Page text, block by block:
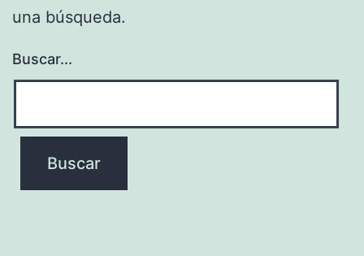
una búsqueda.
Buscar...